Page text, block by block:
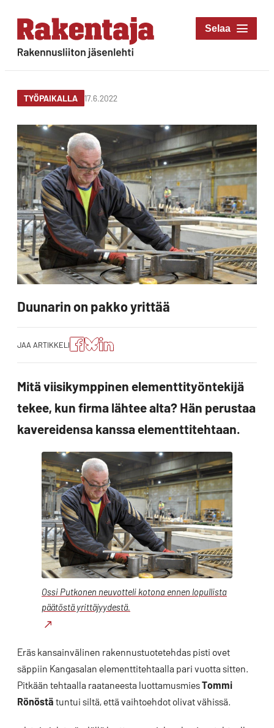
Siirry
suoraan
sisältöön
Rakentaja-lehti
TYÖPAIKALLA 17.6.2022
Duunarin on pakko yrittää
JAA ARTIKKELI
Jaa
artikkeli
Facebookissa
Jaa
artikkeli
Blueskyssa
Jako:
Jaa
artikkeli
Mitä viisikymppinen elementtityöntekijä
tekee, kun firma lähtee alta? Hän perustaa
kavereidensa kanssa elementtitehtaan.
Ossi Putkonen neuvotteli kotona ennen lopullista
päätöstä yrittäjyydestä.
Eräs kansainvälinen rakennustuotetehdas pisti ovet
säppiin Kangasalan elementtitehtaalla pari vuotta sitten.
Pitkään tehtaalla raataneesta luottamusmiesTommi
Rönöstä tuntui siltä, että vaihtoehdot olivat vähissä.